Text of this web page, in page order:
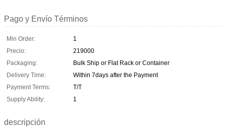
Pago y Envío Términos
Min Order:
1
Precio:
219000
Packaging:
Bulk Ship or Flat Rack or Container
Delivery Time:
Within 7days after the Payment
Payment Terms:
T/T
Supply Ability:
1
descripción